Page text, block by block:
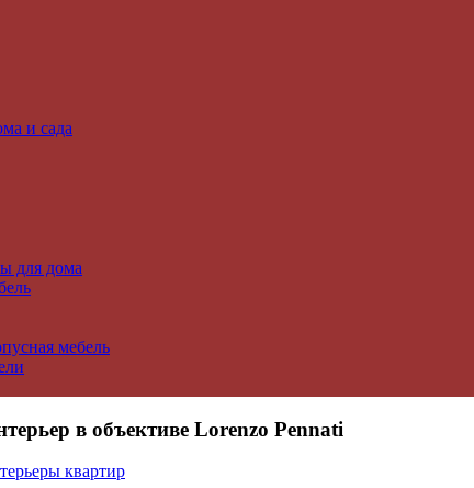
и сада
для дома
мебель
в объективе Lorenzo Pennati
квартир